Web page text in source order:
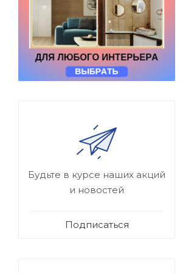
Будьте в курсе наших акций
и новостей
Подписаться